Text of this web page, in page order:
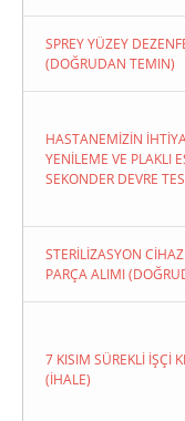
SPREY YÜZEY
(DOĞRUDAN TEMIN)
HASTANEMİZİN
YENİLEME VE PLAKLI
SEKONDER DEVRE
STERİLİZASYON
PARÇA ALIMI
7 KISIM SÜREKLİ İŞÇİ
(İHALE)